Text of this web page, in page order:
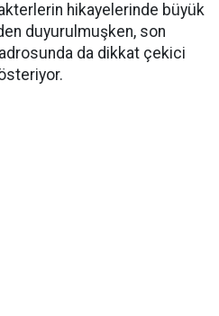
hikayelerinde büyük
duyurulmuşken, son
da dikkat çekici